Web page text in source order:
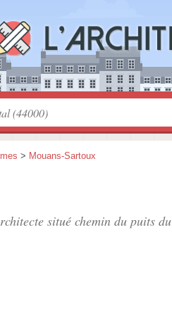
> Mouans-Sartoux
situé chemin du puits du